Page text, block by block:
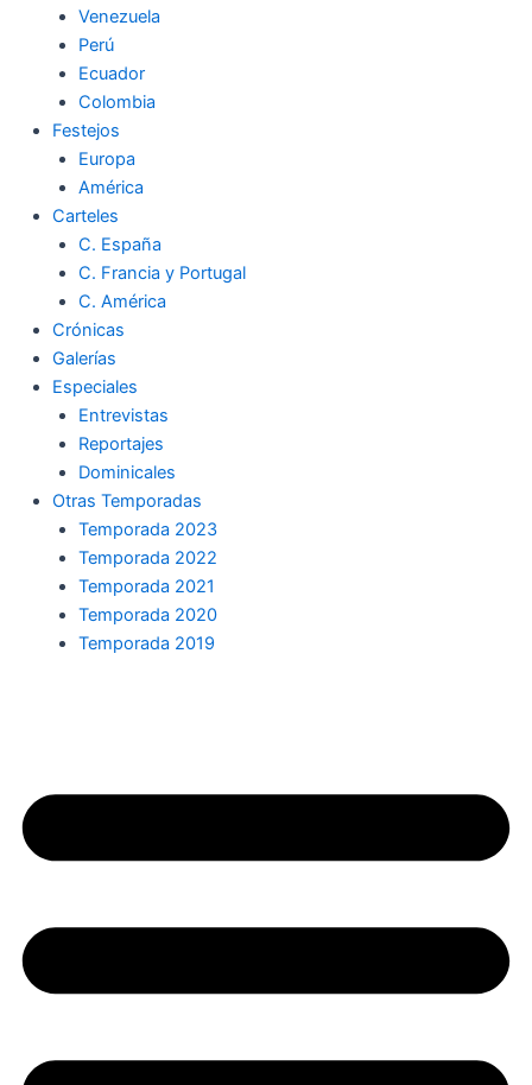
k
Venezuela
Perú
Ecuador
Colombia
Festejos
Europa
América
Carteles
C. España
C. Francia y Portugal
C. América
Crónicas
Galerías
Especiales
Entrevistas
Reportajes
Dominicales
Otras Temporadas
Temporada 2023
Temporada 2022
Temporada 2021
Temporada 2020
Temporada 2019